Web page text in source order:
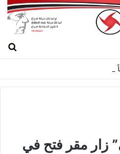
عيد الجيش
زار مقر فتح في